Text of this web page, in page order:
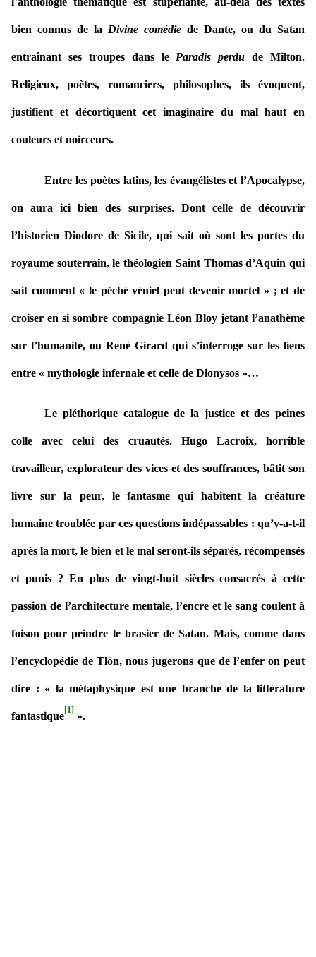
bien connus de la Divine comédie de Dante, ou du Satan
entraînant ses troupes dans le Paradis perdu de Milton.
Religieux, poètes, romanciers, philosophes, ils évoquent,
justifient et décortiquent cet imaginaire du mal haut en
couleurs et noirceurs.
Entre les poètes latins, les évangélistes et l’Apocalypse,
on aura ici bien des surprises. Dont celle de découvrir
l’historien Diodore de Sicile, qui sait où sont les portes du
royaume souterrain, le théologien Saint Thomas d’Aquin qui
sait comment « le péché véniel peut devenir mortel » ; et de
croiser en si sombre compagnie Léon Bloy jetant l’anathème
sur l’humanité, ou René Girard qui s’interroge sur les liens
entre « mythologie infernale et celle de Dionysos »…
Le pléthorique catalogue de la justice et des peines
colle avec celui des cruautés. Hugo Lacroix, horrible
travailleur, explorateur des vices et des souffrances, bâtit son
livre sur la peur, le fantasme qui habitent la créature
humaine troublée par ces questions indépassables : qu’y-a-t-il
après la mort, le bien et le mal seront-ils séparés, récompensés
et punis ? En plus de vingt-huit siècles consacrés à cette
passion de l’architecture mentale, l’encre et le sang coulent à
foison pour peindre le brasier de Satan. Mais, comme dans
l’encyclopédie de Tlön, nous jugerons que de l’enfer on peut
dire : « la métaphysique est une branche de la littérature
fantastique[1] ».